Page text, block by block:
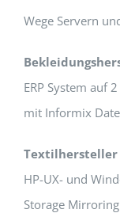
Wege Servern
ERP System auf
mit Informix
Textilhersteller
HP-UX- und
Storage